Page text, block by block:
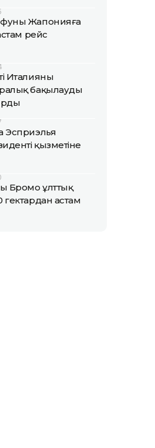
Жапонияға
рейс
Италияны
бақылауды
Эсприэлья
қызметіне
Бромо ұлттық
гектардан астам